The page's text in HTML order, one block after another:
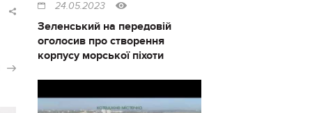
24.05.2023
Зеленський на передовій
оголосив про створення
корпусу морської піхоти